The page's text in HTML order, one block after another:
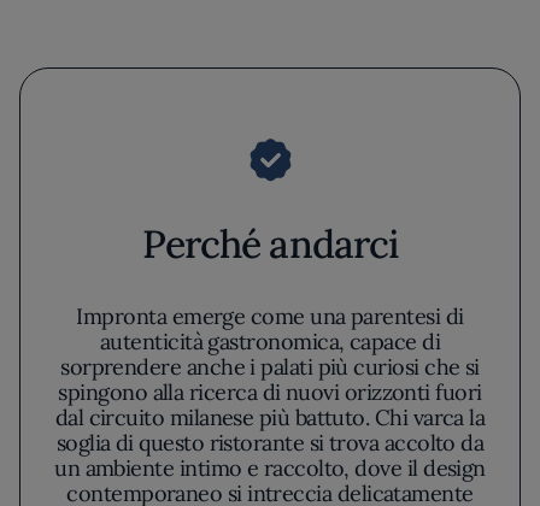
Perché andarci
Impronta emerge come una parentesi di
autenticità gastronomica, capace di
sorprendere anche i palati più curiosi che si
spingono alla ricerca di nuovi orizzonti fuori
dal circuito milanese più battuto. Chi varca la
soglia di questo ristorante si trova accolto da
un ambiente intimo e raccolto, dove il design
contemporaneo si intreccia delicatamente